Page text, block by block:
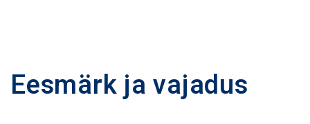
Eesmärk ja vajadus